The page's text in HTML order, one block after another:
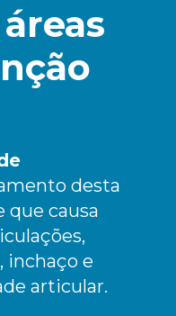
desta
que causa
inchaço e
articular.